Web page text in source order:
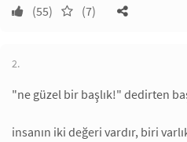
(55)
(7)
2.
"ne güzel bir başlık!" dedirten
insanın iki değeri vardır, biri